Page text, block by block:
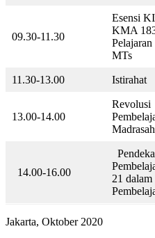
09.30-11.30
Esensi
KMA
MTs
11.30-13.00 Istirahat
13.00-14.00
Revolusi
Madrasah
14.00-16.00
21 dalam
Jakarta, Oktober 2020